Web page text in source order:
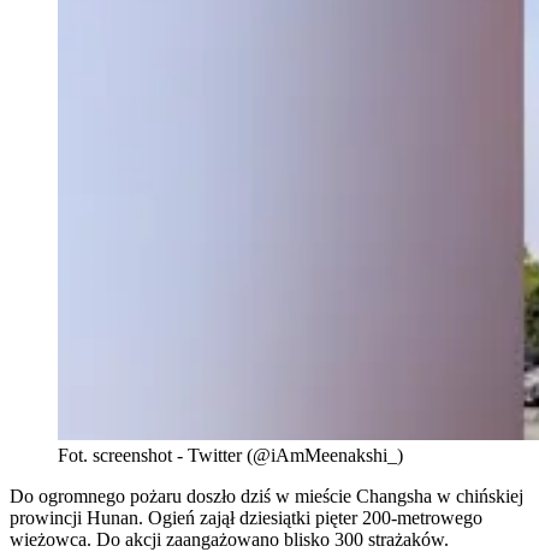
Fot. screenshot - Twitter (@iAmMeenakshi_)
Do ogromnego pożaru doszło dziś w mieście Changsha w chińskiej
prowincji Hunan. Ogień zajął dziesiątki pięter 200-metrowego
wieżowca. Do akcji zaangażowano blisko 300 strażaków.